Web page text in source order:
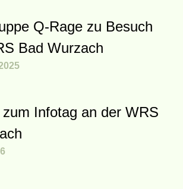
Q-Rage zu Besuch
Bad Wurzach
zum Infotag an der WRS